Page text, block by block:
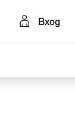
Вход